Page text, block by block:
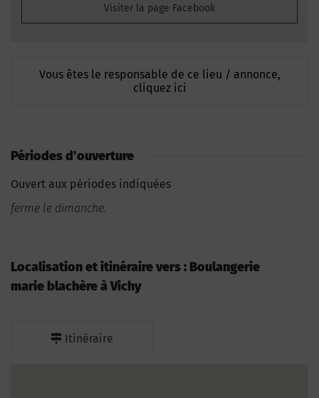
Visiter la page Facebook
Vous êtes le responsable de ce lieu / annonce,
cliquez ici
Périodes d'ouverture
Ouvert aux périodes indiquées
ferme le dimanche.
Localisation et itinéraire vers : Boulangerie
marie blachère à Vichy
Itinéraire